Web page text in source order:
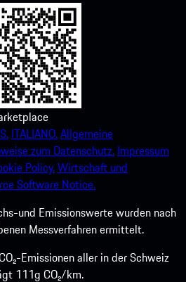
ITALIANO.Allgemeine
zum Datenschutz. Impressum
Policy.Wirtschaft und
Software Notice.
und Emissionswerte wurden nach
Messverfahren ermittelt.
Emissionen aller in der Schweiz
111g CO₂/km.